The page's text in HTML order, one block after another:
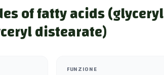
of fatty acids (glyceryl
distearate)
FUNZIONE